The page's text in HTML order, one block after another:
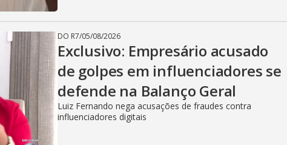
DO R7/05/08/2026
Exclusivo: Empresário acusado
de golpes em influenciadores se
defende na Balanço Geral
Luiz Fernando nega acusações de fraudes contra
influenciadores digitais